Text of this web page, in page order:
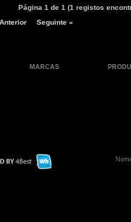
Página 1 de 1 (1 registos
Seguinte »
MARCAS